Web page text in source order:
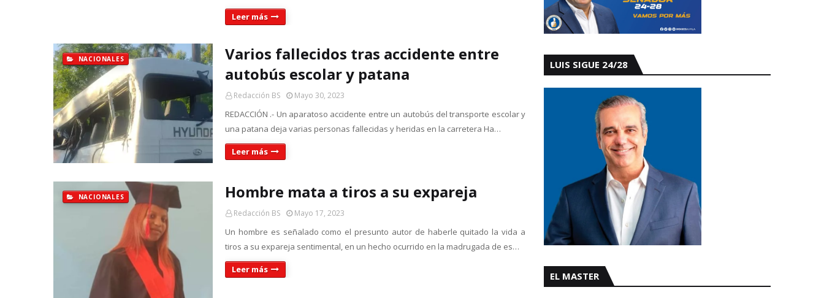
Leer más
NACIONALES
Varios fallecidos tras accidente entre
autobús escolar y patana
Redacción BS Mayo 30, 2023
REDACCIÓN .- Un aparatoso accidente entre un autobús del transporte escolar y
una patana deja varias personas fallecidas y heridas en la carretera Ha…
Leer más
NACIONALES Hombre mata a tiros a su expareja
Redacción BS Mayo 17, 2023
Un hombre es señalado como el presunto autor de haberle quitado la vida a
tiros a su expareja sentimental, en un hecho ocurrido en la madrugada de es…
Leer más
LUIS SIGUE 24/28
EL MASTER